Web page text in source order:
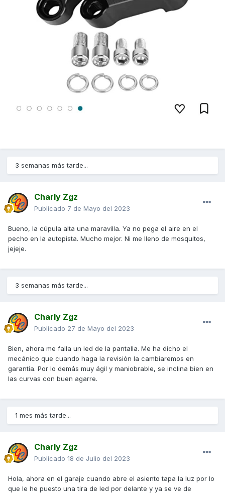
3 semanas más tarde...
Charly Zgz
Publicado 7 de Mayo del 2023
Bueno, la cúpula alta una maravilla. Ya no pega el aire en el
pecho en la autopista. Mucho mejor. Ni me lleno de mosquitos,
jejeje.
3 semanas más tarde...
Charly Zgz
Publicado 27 de Mayo del 2023
Bien, ahora me falla un led de la pantalla. Me ha dicho el
mecánico que cuando haga la revisión la cambiaremos en
garantía. Por lo demás muy ágil y maniobrable, se inclina bien en
las curvas con buen agarre.
1 mes más tarde...
Charly Zgz
Publicado 18 de Julio del 2023
Hola, ahora en el garaje cuando abre el asiento tapa la luz por lo
que le he puesto una tira de led por delante y ya se ve de